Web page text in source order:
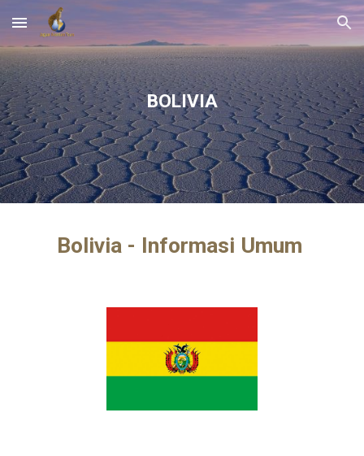
Skip to main content Skip to navigation
BOLIVIA
Bolivia - Informasi Umum